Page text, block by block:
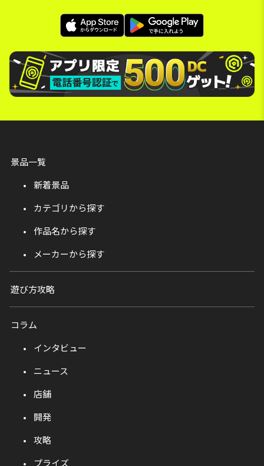
景品一覧
新着景品
カテゴリから探す
作品名から探す
メーカーから探す
遊び方攻略
コラム
インタビュー
ニュース
店舗
開発
攻略
プライズ